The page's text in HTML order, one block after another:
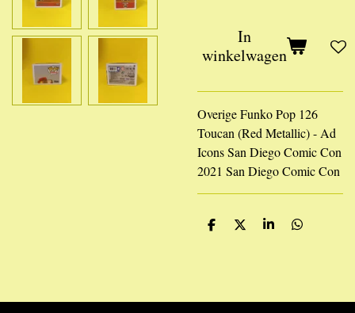
In
winkelwagen
Overige Funko Pop 126
Toucan (Red Metallic) - Ad
Icons San Diego Comic Con
2021 San Diego Comic Con
D
D
S
D